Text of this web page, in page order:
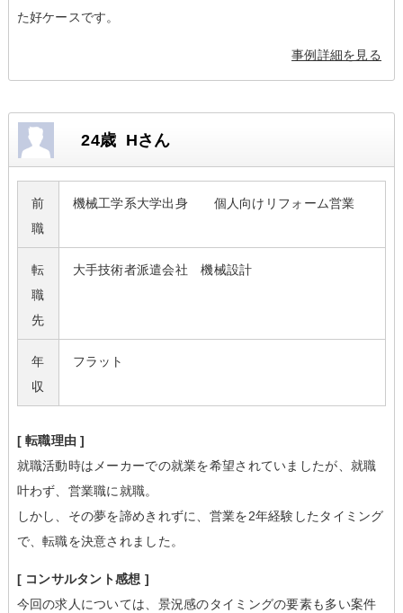
た好ケースです。
事例詳細を見る
24歳 Hさん
前
職
機械工学系大学出身 個人向けリフォーム営業
転
職
先
大手技術者派遣会社 機械設計
年
収
フラット
[ 転職理由 ]
就職活動時はメーカーでの就業を希望されていましたが、就職
叶わず、営業職に就職。
しかし、その夢を諦めきれずに、営業を2年経験したタイミング
で、転職を決意されました。
[ コンサルタント感想 ]
今回の求人については、景況感のタイミングの要素も多い案件